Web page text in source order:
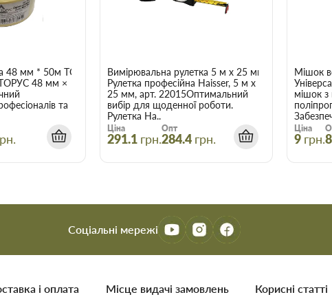
для застосування під час
ціні!
високої якості, і для
та ремонту в найширшому
більше товарів.
зберегти час, гроші та нерви
48 мм * 50м ТОРУС 056
ТОРУС 48 мм ×
та
Вимірювальна рулетка 5 м x 25 мм Haisser 22015
Рулетка професійна Haisser, 5 м x
25 мм, арт. 22015Оптимальний
вибір для щоденної роботи.
Рулетка Ha..
Ціна
291.1 грн.
Опт
284.4 грн.
Мішок
мішок з
Ціна
9 грн.
Соціальні мережі
і оплата Мiсце видачi замовлень Корисні статті